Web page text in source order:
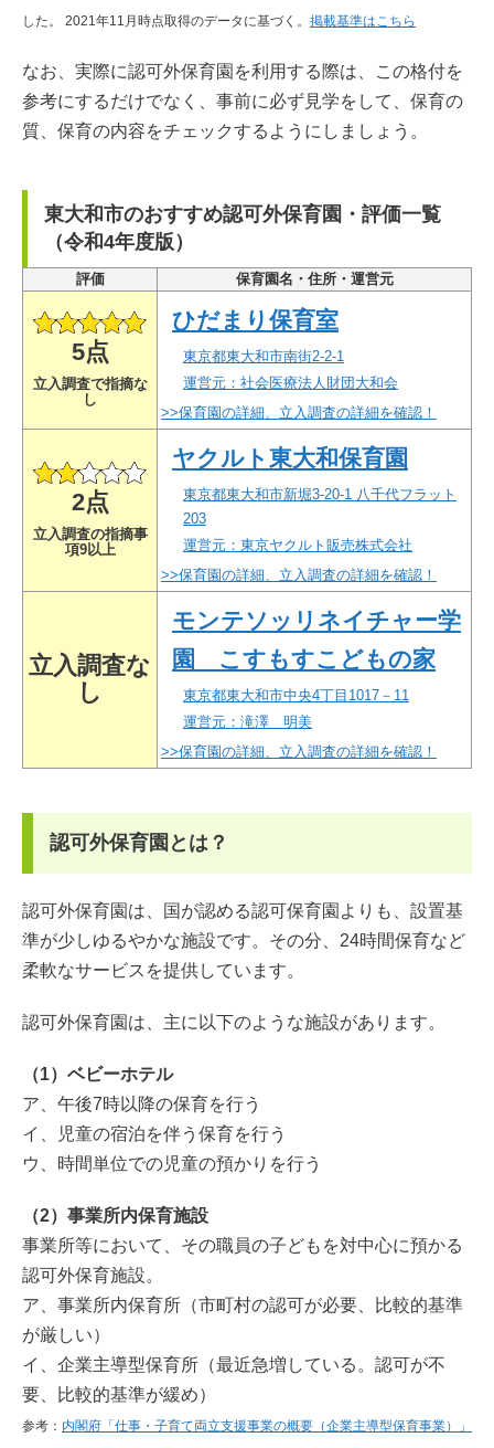
した。 2021年11月時点取得のデータに基づく。 掲載基準はこちら
なお、実際に認可外保育園を利用する際は、この格付を
参考にするだけでなく、事前に必ず見学をして、保育の
質、保育の内容をチェックするようにしましょう。
東大和市のおすすめ認可外保育園・評価一覧
（令和4年度版）
評価 保育園名・住所・運営元
5点
立入調査で指摘な
し
ひだまり保育室
東京都東大和市南街2-2-1
運営元：社会医療法人財団大和会
>>保育園の詳細、立入調査の詳細を確認！
2点
立入調査の指摘事
項9以上
ヤクルト東大和保育園
東京都東大和市新堀3-20-1 八千代フラット
203
運営元：東京ヤクルト販売株式会社
>>保育園の詳細、立入調査の詳細を確認！
立入調査な
し
モンテソッリネイチャー学
園 こすもすこどもの家
東京都東大和市中央4丁目1017－11
運営元：滝澤 明美
>>保育園の詳細、立入調査の詳細を確認！
認可外保育園とは？
認可外保育園は、国が認める認可保育園よりも、設置基
準が少しゆるやかな施設です。その分、24時間保育など
柔軟なサービスを提供しています。
認可外保育園は、主に以下のような施設があります。
（1）ベビーホテル
ア、午後7時以降の保育を行う
イ、児童の宿泊を伴う保育を行う
ウ、時間単位での児童の預かりを行う
（2）事業所内保育施設
事業所等において、その職員の子どもを対中心に預かる
認可外保育施設。
ア、事業所内保育所（市町村の認可が必要、比較的基準
が厳しい）
イ、企業主導型保育所（最近急増している。認可が不
要、比較的基準が緩め）
参考： 内閣府「仕事・子育て両立支援事業の概要（企業主導型保育事業）」